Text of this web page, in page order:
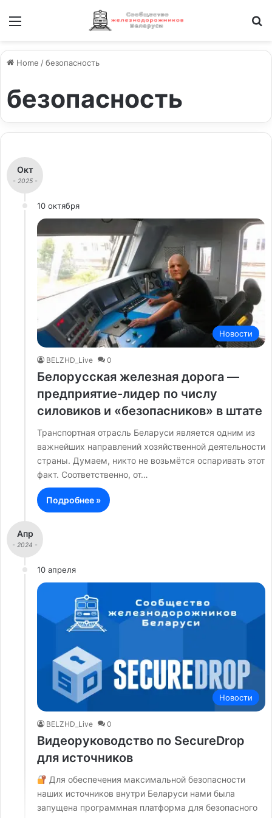
Home /безопасность
безопасность
Окт
- 2025 -
10 октября
Новости
BELZHD_Live 0
Белорусская железная дорога —
предприятие-лидер по числу
силовиков и «безопасников» в штате
Транспортная отрасль Беларуси является одним из
важнейших направлений хозяйственной деятельности
страны. Думаем, никто не возьмётся оспаривать этот
факт. Соответственно, от…
Подробнее »
Апр
- 2024 -
10 апреля
Новости
BELZHD_Live 0
Видеоруководство по SecureDrop
для источников
Для обеспечения максимальной безопасности
наших источников внутри Беларуси нами была
запущена программная платформа для безопасного